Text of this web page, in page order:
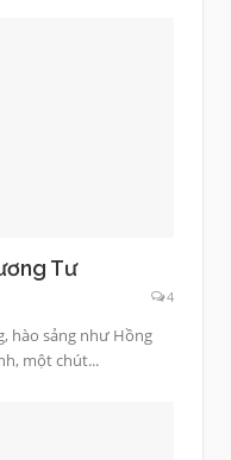
Tư
4
hào sảng như Hồng
một chút...